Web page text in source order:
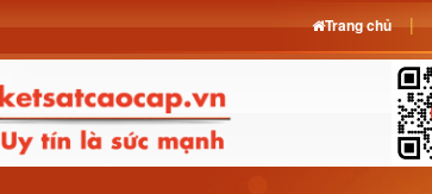
Trang chủ